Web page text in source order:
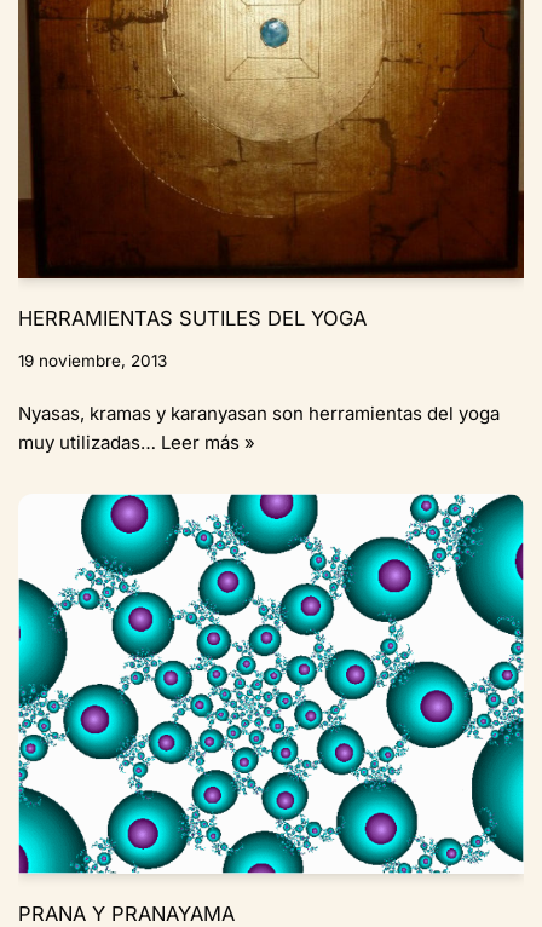
HERRAMIENTAS SUTILES DEL YOGA
19 noviembre, 2013
Nyasas, kramas y karanyasan son herramientas del yoga
muy utilizadas… Leer más »
PRANA Y PRANAYAMA